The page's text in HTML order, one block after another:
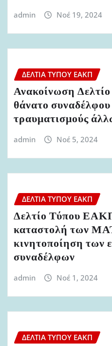
admin Νοέ 19, 2024
ΔΕΛΤΊΑ ΤΎΠΟΥ ΕΑΚΠ
Ανακοίνωση
θάνατο συναδέλφου
τραυματισμούς
admin Νοέ 5, 2024
ΔΕΛΤΊΑ ΤΎΠΟΥ ΕΑΚΠ
Δελτίο Τύπου
καταστολή των
κινητοποίηση των
συναδέλφων
admin Νοέ 1, 2024
ΔΕΛΤΊΑ ΤΎΠΟΥ ΕΑΚΠ